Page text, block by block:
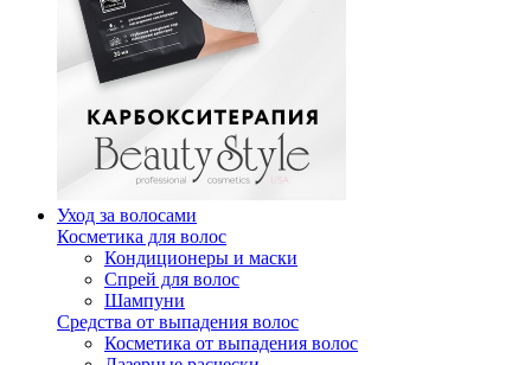
Уход за волосами
Косметика для волос
Кондиционеры и маски
Спрей для волос
Шампуни
Средства от выпадения волос
Косметика от выпадения волос